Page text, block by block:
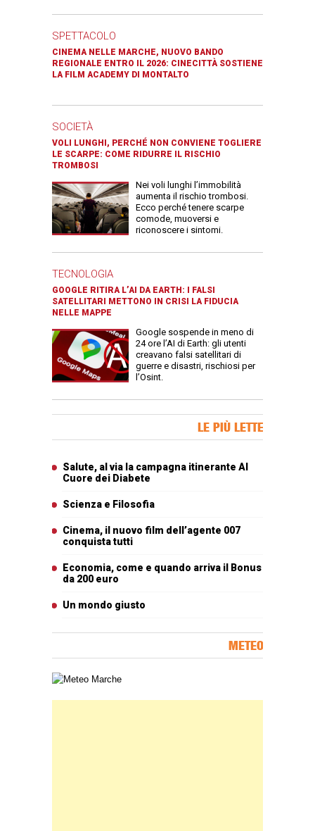
SPETTACOLO
CINEMA NELLE MARCHE, NUOVO BANDO
REGIONALE ENTRO IL 2026: CINECITTÀ SOSTIENE
LA FILM ACADEMY DI MONTALTO
SOCIETÀ
VOLI LUNGHI, PERCHÉ NON CONVIENE TOGLIERE
LE SCARPE: COME RIDURRE IL RISCHIO
TROMBOSI
Nei voli lunghi l’immobilità
aumenta il rischio trombosi.
Ecco perché tenere scarpe
comode, muoversi e
riconoscere i sintomi.
TECNOLOGIA
GOOGLE RITIRA L’AI DA EARTH: I FALSI
SATELLITARI METTONO IN CRISI LA FIDUCIA
NELLE MAPPE
Google sospende in meno di
24 ore l’AI di Earth: gli utenti
creavano falsi satellitari di
guerre e disastri, rischiosi per
l’Osint.
LE PIÙ LETTE
Salute, al via la campagna itinerante Al
Cuore dei Diabete
Scienza e Filosofia
Cinema, il nuovo film dell’agente 007
conquista tutti
Economia, come e quando arriva il Bonus
da 200 euro
Un mondo giusto
METEO
Carta meteorologica delle Marche